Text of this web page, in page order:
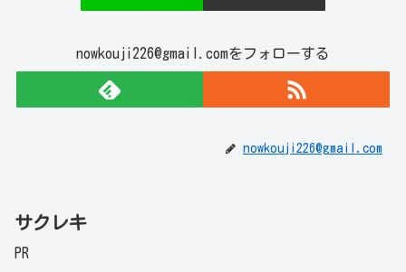
nowkouji226@gmail.comをフォローする
nowkouji226@gmail.com
サクレキ
PR